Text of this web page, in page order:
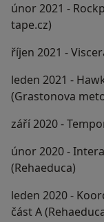
únor 2021 -
tape.cz)
říjen 2021 -
leden 2021 -
(Grastonova
září 2020 -
únor 2020 -
(Rehaeduca)
leden 2020 -
část A